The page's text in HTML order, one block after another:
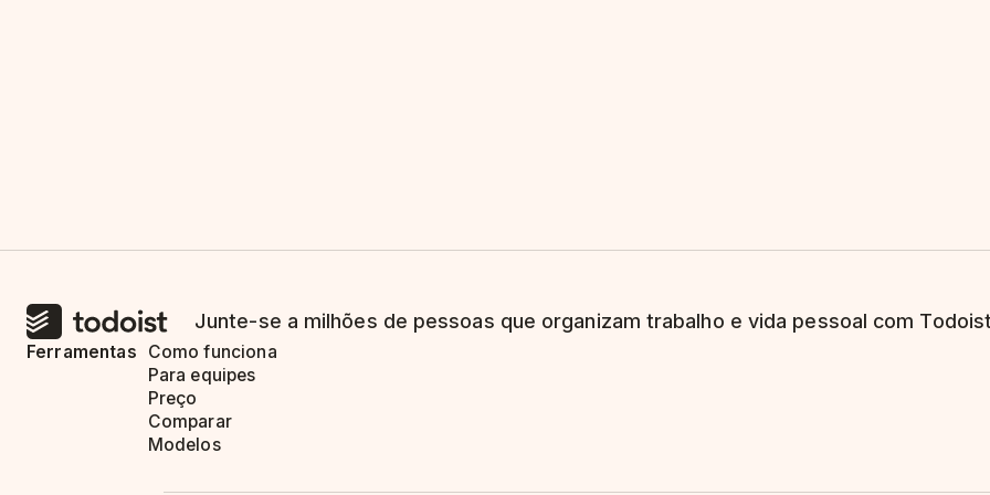
Junte-se a milhões de pessoas que organizam trabalho e vida pessoal com
Ferramentas
Como funciona
Para equipes
Preço
Comparar
Modelos